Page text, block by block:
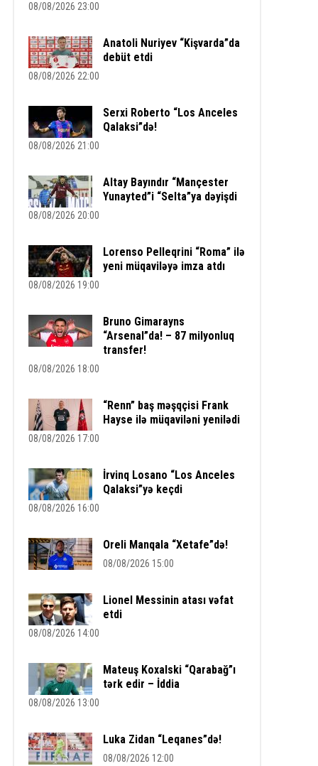
08/08/2026 23:00
Anatoli Nuriyev “Kişvarda”da
debüt etdi
08/08/2026 22:00
Serxi Roberto “Los Anceles
Qalaksi”də!
08/08/2026 21:00
Altay Bayındır “Mançester
Yunayted”i “Selta”ya dəyişdi
08/08/2026 20:00
Lorenso Pelleqrini “Roma” ilə
yeni müqaviləyə imza atdı
08/08/2026 19:00
Bruno Gimarayns
“Arsenal”da! – 87 milyonluq
transfer!
08/08/2026 18:00
“Renn” baş məşqçisi Frank
Hayse ilə müqaviləni yenilədi
08/08/2026 17:00
İrvinq Losano “Los Anceles
Qalaksi”yə keçdi
08/08/2026 16:00
Oreli Manqala “Xetafe”də!
08/08/2026 15:00
Lionel Messinin atası vəfat
etdi
08/08/2026 14:00
Mateuş Koxalski “Qarabağ”ı
tərk edir – İddia
08/08/2026 13:00
Luka Zidan “Leqanes”də!
08/08/2026 12:00